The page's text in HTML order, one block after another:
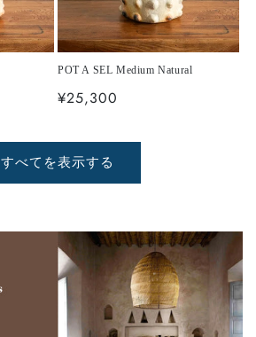
POT A SEL Medium Natural
通
価
格
¥25,300
すべてを表示する